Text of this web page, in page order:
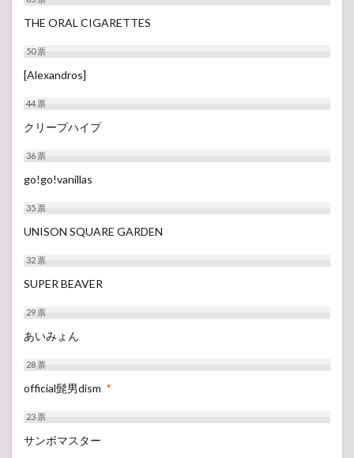
THE ORAL CIGARETTES
50票
[Alexandros]
44票
クリープハイプ
36票
go!go!vanillas
35票
UNISON SQUARE GARDEN
32票
SUPER BEAVER
29票
あいみょん
28票
official髭男dism *
23票
サンボマスター